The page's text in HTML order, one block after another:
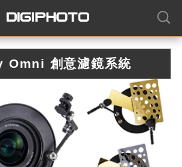
Omni 創意濾鏡系統